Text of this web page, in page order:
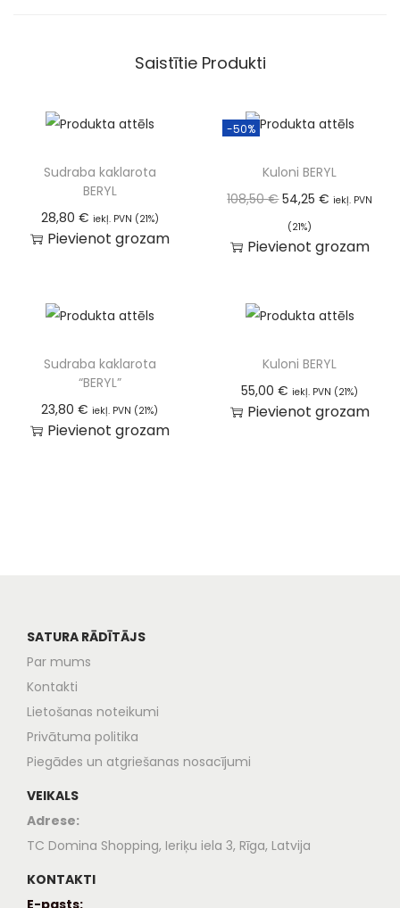
Saistītie Produkti
Sudraba kaklarota
BERYL
28,80 € iekļ. PVN (21%)
Pievienot grozam
-50%
Kuloni BERYL
108,50€ 54,25€ iekļ. PVN
(21%)
Pievienot grozam
Sudraba kaklarota
“BERYL”
23,80€ iekļ. PVN (21%)
Pievienot grozam
Kuloni BERYL
55,00€ iekļ. PVN (21%)
Pievienot grozam
SATURA RĀDĪTĀJS
Par mums
Kontakti
Lietošanas noteikumi
Privātuma politika
Piegādes un atgriešanas nosacījumi
VEIKALS
Adrese:
TC Domina Shopping, Ieriķu iela 3, Rīga, Latvija
KONTAKTI